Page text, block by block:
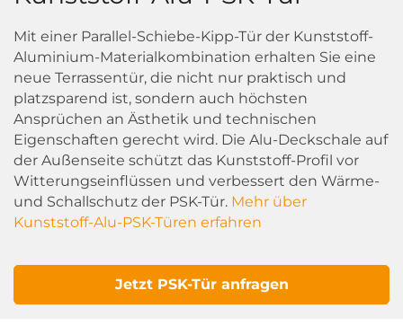
Mit einer Parallel-Schiebe-Kipp-Tür der Kunststoff-
Aluminium-Materialkombination erhalten Sie eine
neue Terrassentür, die nicht nur praktisch und
platzsparend ist, sondern auch höchsten
Ansprüchen an Ästhetik und technischen
Eigenschaften gerecht wird. Die Alu-Deckschale auf
der Außenseite schützt das Kunststoff-Profil vor
Witterungseinflüssen und verbessert den Wärme-
und Schallschutz der PSK-Tür. Mehr über
Kunststoff-Alu-PSK-Türen erfahren
Jetzt PSK-Tür anfragen